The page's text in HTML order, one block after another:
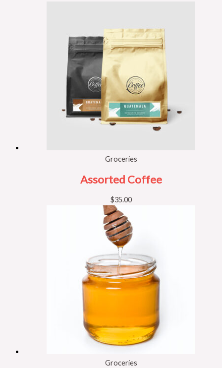
Groceries
Assorted Coffee
$35.00
Groceries